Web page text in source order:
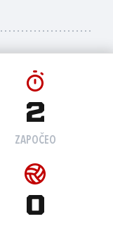
2
ZAPOČEO
0